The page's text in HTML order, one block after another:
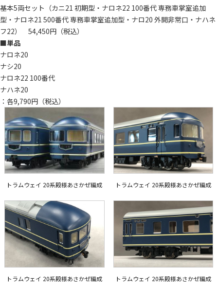
基本5両セット（カニ21 初期型・ナロネ22 100番代 専務車掌室追加
型・ナロネ21 500番代 専務車掌室追加型・ナロ20 外開非常口・ナハネ
フ22） 54,450円（税込）
■単品
ナロネ20
ナシ20
ナロネ22 100番代
ナハネ20
：各9,790円（税込）
トラムウェイ 20系殿様あさかぜ編成 トラムウェイ 20系殿様あさかぜ編成
トラムウェイ 20系殿様あさかぜ編成 トラムウェイ 20系殿様あさかぜ編成